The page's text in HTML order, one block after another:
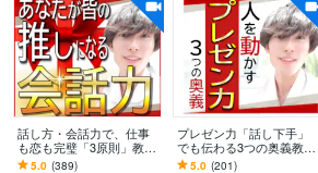
話し方・会話力で、仕事
も恋も完璧「3原則」教え
ます 1人反省会を卒業！友
5.0 (389)
プレゼン力「話し下手」
でも伝わる3つの奥義教え
ます プレゼン賞100人中1
5.0 (201)